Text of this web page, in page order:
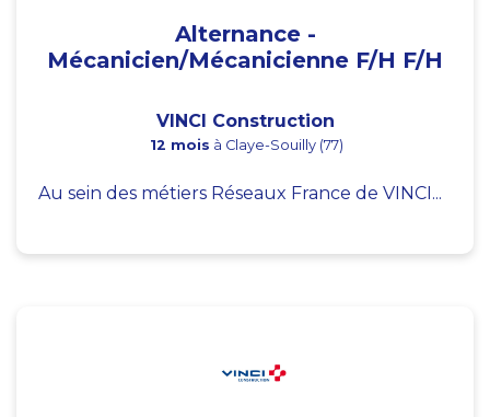
Alternance -
Mécanicien/Mécanicienne F/H F/H
VINCI Construction
12 mois à Claye-Souilly (77)
Au sein des métiers Réseaux France de VINCI...